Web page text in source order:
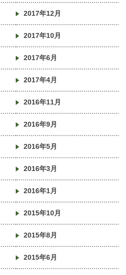
2017年12月
2017年10月
2017年6月
2017年4月
2016年11月
2016年9月
2016年5月
2016年3月
2016年1月
2015年10月
2015年8月
2015年6月